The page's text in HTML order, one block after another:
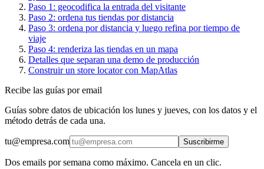
Paso 1: geocodifica la entrada del visitante
Paso 2: ordena tus tiendas por distancia
Paso 3: ordena por distancia y luego refina por tiempo de
viaje
Paso 4: renderiza las tiendas en un mapa
Detalles que separan una demo de producción
Construir un store locator con MapAtlas
Recibe las guías por email
Guías sobre datos de ubicación los lunes y jueves, con los datos y el
método detrás de cada una.
tu@empresa.com Suscribirme
Dos emails por semana como máximo. Cancela en un clic.